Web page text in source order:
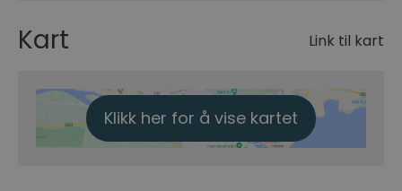
Kart Link til kart
Klikk her for å vise kartet